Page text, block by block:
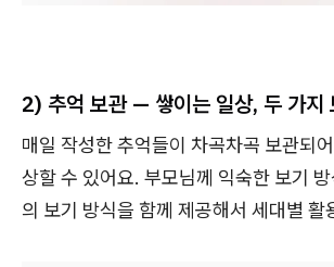
2) 추억 보관 — 쌓이는 일상, 두 가지
매일 작성한 추억들이 차곡차곡 보관되
상할 수 있어요. 부모님께 익숙한 보기
의 보기 방식을 함께 제공해서 세대별 활